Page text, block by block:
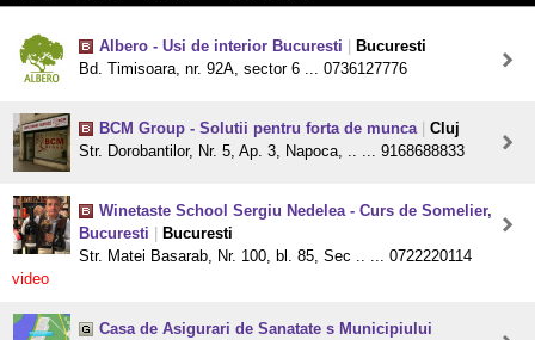
Albero - Usi de interior Bucuresti
Bucuresti
Bd. Timisoara, nr. 92A, sector 6 ... 0736127776
BCM Group - Solutii pentru forta de munca
Cluj
Str. Dorobantilor, Nr. 5, Ap. 3, Napoca, .. ... 9168688833
Winetaste School Sergiu Nedelea - Curs de Somelier,
Bucuresti
Bucuresti
Str. Matei Basarab, Nr. 100, bl. 85, Sec .. ... 0722220114
video
Casa de Asigurari de Sanatate s Municipiului